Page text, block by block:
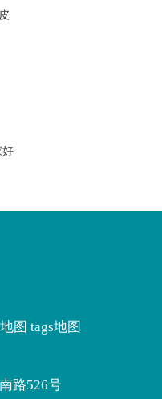
好
图 tags地图
路526号